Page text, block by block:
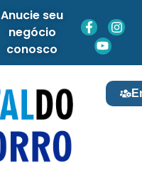
Anucie seu
negócio
conosco